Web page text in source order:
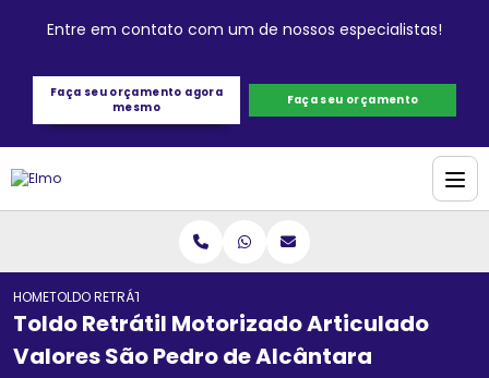
Entre em contato com um de nossos especialistas!
Faça seu orçamento agora
mesmo
Faça seu orçamento
HOMETOLDO RETRÁTIL MOTORIZADO ARTICULADO VALORES SÃO PEDRO DE
Toldo Retrátil Motorizado Articulado
Valores São Pedro de Alcântara